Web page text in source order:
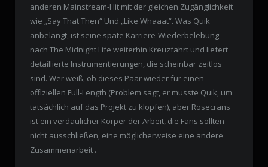
anderen Mainstream-Hit mit der gleichen Zugänglichkeit
wie „Say That Then“ Und „Like Whaaat“. Was Quik
anbelangt, ist seine späte Karriere-Wiederbelebung
nach The Midnight Life weiterhin Kreuzfahrt und liefert
detaillierte Instrumentierungen, die scheinbar zeitlos
sind. Wer weiß, ob dieses Paar wieder für einen
offiziellen Full-Length (Problem sagt, er musste Quik, um
tatsächlich auf das Projekt zu klopfen), aber Rosecrans
ist ein verdaulicher Körper der Arbeit, die Fans sollten
nicht ausschließen, eine möglicherweise eine andere
Zusammenarbeit .